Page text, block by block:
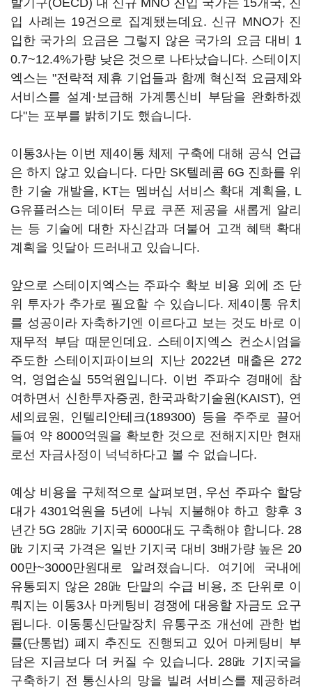
발기구(OECD) 내 신규 MNO 진입 국가는 15개국, 진
입 사례는 19건으로 집계됐는데요. 신규 MNO가 진
입한 국가의 요금은 그렇지 않은 국가의 요금 대비 1
0.7~12.4%가량 낮은 것으로 나타났습니다. 스테이지
엑스는 "전략적 제휴 기업들과 함께 혁신적 요금제와
서비스를 설계·보급해 가계통신비 부담을 완화하겠
다"는 포부를 밝히기도 했습니다.
이통3사는 이번 제4이통 체제 구축에 대해 공식 언급
은 하지 않고 있습니다. 다만 SK텔레콤 6G 진화를 위
한 기술 개발을, KT는 멤버십 서비스 확대 계획을, L
G유플러스는 데이터 무료 쿠폰 제공을 새롭게 알리
는 등 기술에 대한 자신감과 더불어 고객 혜택 확대
계획을 잇달아 드러내고 있습니다.
앞으로 스테이지엑스는 주파수 확보 비용 외에 조 단
위 투자가 추가로 필요할 수 있습니다. 제4이통 유치
를 성공이라 자축하기엔 이르다고 보는 것도 바로 이
재무적 부담 때문인데요. 스테이지엑스 컨소시엄을
주도한 스테이지파이브의 지난 2022년 매출은 272
억, 영업손실 55억원입니다. 이번 주파수 경매에 참
여하면서 신한투자증권, 한국과학기술원(KAIST), 연
세의료원, 인텔리안테크(189300) 등을 주주로 끌어
들여 약 8000억원을 확보한 것으로 전해지지만 현재
로선 자금사정이 넉넉하다고 볼 수 없습니다.
예상 비용을 구체적으로 살펴보면, 우선 주파수 할당
대가 4301억원을 5년에 나눠 지불해야 하고 향후 3
년간 5G 28㎓ 기지국 6000대도 구축해야 합니다. 28
㎓ 기지국 가격은 일반 기지국 대비 3배가량 높은 20
00만~3000만원대로 알려졌습니다. 여기에 국내에
유통되지 않은 28㎓ 단말의 수급 비용, 조 단위로 이
뤄지는 이통3사 마케팅비 경쟁에 대응할 자금도 요구
됩니다. 이동통신단말장치 유통구조 개선에 관한 법
률(단통법) 폐지 추진도 진행되고 있어 마케팅비 부
담은 지금보다 더 커질 수 있습니다. 28㎓ 기지국을
구축하기 전 통신사의 망을 빌려 서비스를 제공하려